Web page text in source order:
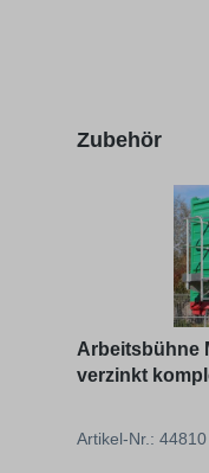
Produktgalerie
Zubehör
Arbeitsbühne
verzinkt komplett mit Zubehör, Geländer 1
Artikel-Nr.: 44810